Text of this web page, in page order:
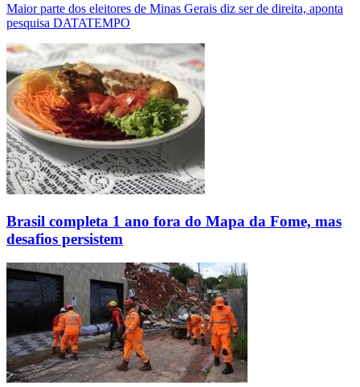
Maior parte dos eleitores de Minas Gerais diz ser de direita, aponta
pesquisa DATATEMPO
Brasil completa 1 ano fora do Mapa da Fome, mas
desafios persistem